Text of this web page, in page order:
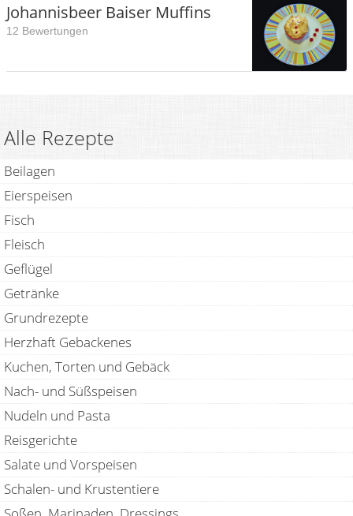
Johannisbeer Baiser Muffins
12 Bewertungen
Alle Rezepte
Beilagen
Eierspeisen
Fisch
Fleisch
Geflügel
Getränke
Grundrezepte
Herzhaft Gebackenes
Kuchen, Torten und Gebäck
Nach- und Süßspeisen
Nudeln und Pasta
Reisgerichte
Salate und Vorspeisen
Schalen- und Krustentiere